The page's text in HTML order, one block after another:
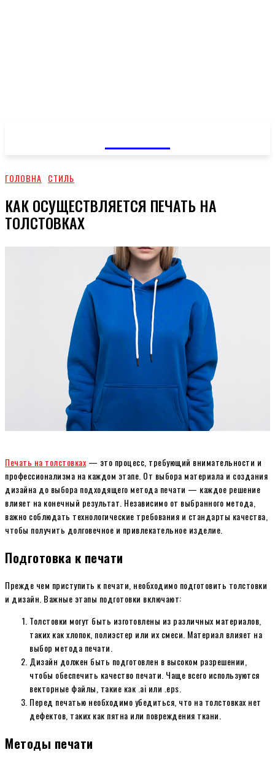
ГОЛОВНА СТИЛЬ
КАК ОСУЩЕСТВЛЯЕТСЯ ПЕЧАТЬ НА
ТОЛСТОВКАХ
Печать на толстовках— это процесс, требующий внимательности и
профессионализма на каждом этапе. От выбора материала и создания
дизайна до выбора подходящего метода печати — каждое решение
влияет на конечный результат. Независимо от выбранного метода,
важно соблюдать технологические требования и стандарты качества,
чтобы получить долговечное и привлекательное изделие.
Подготовка к печати
Прежде чем приступить к печати, необходимо подготовить толстовки
и дизайн. Важные этапы подготовки включают:
Толстовки могут быть изготовлены из различных материалов,
таких как хлопок, полиэстер или их смеси. Материал влияет на
выбор метода печати.
Дизайн должен быть подготовлен в высоком разрешении,
чтобы обеспечить качество печати. Чаще всего используются
векторные файлы, такие как .ai или .eps.
Перед печатью необходимо убедиться, что на толстовках нет
дефектов, таких как пятна или повреждения ткани.
Методы печати